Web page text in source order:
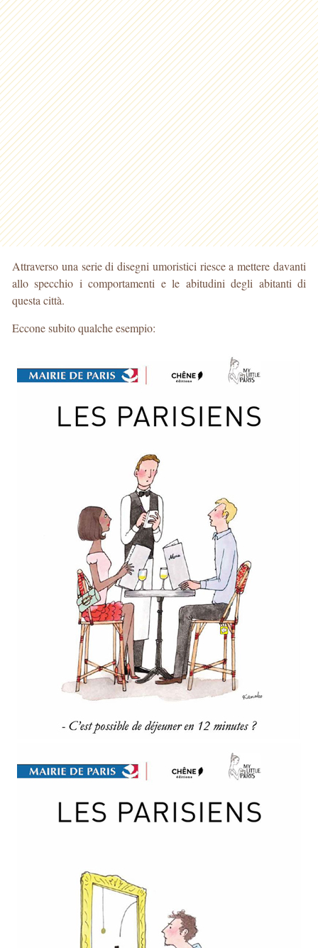
Attraverso una serie di disegni umoristici riesce a mettere davanti
allo specchio i comportamenti e le abitudini degli abitanti di
questa città.
Eccone subito qualche esempio: